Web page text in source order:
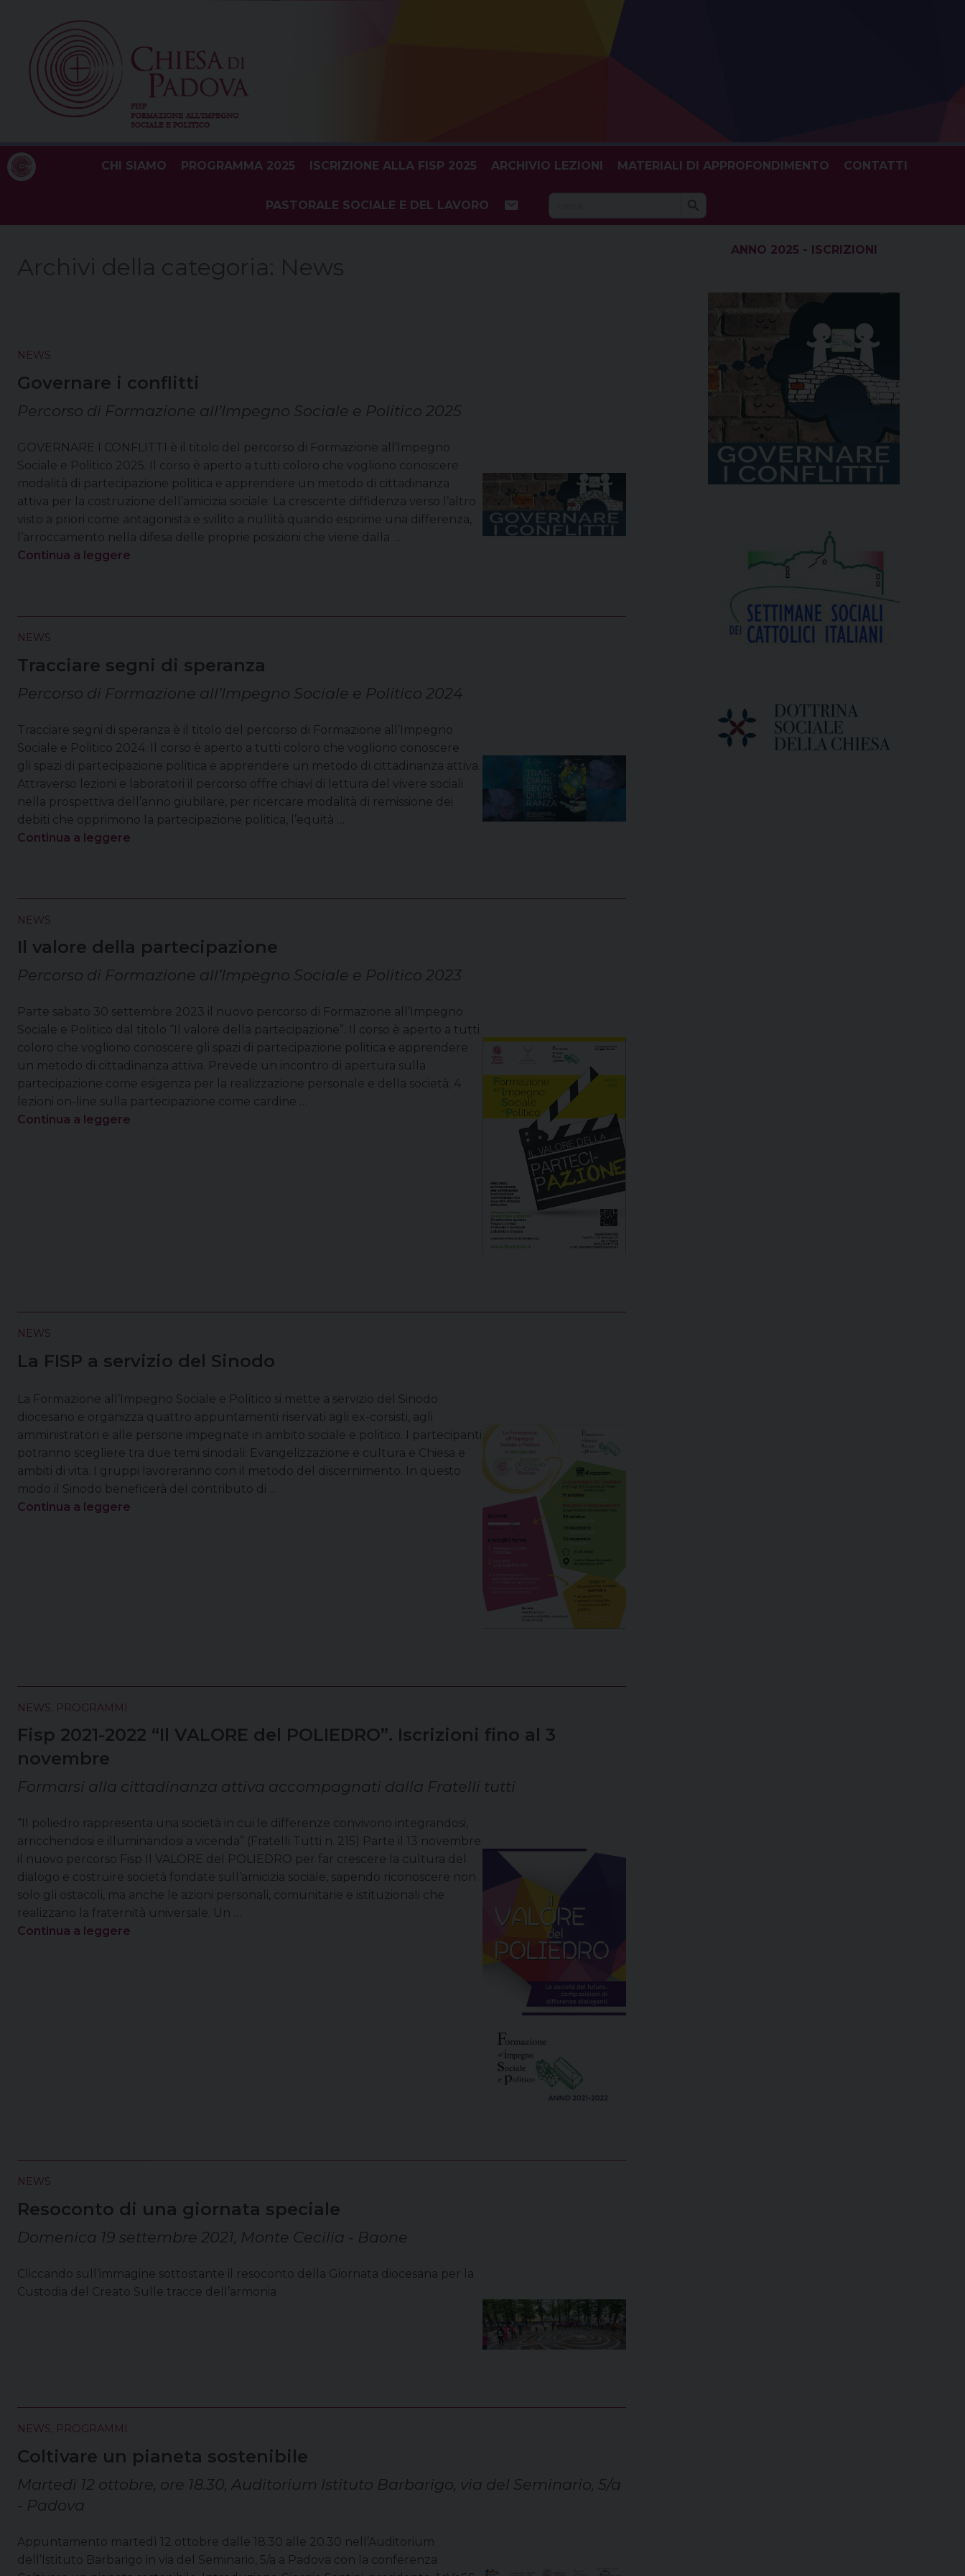
content
CHI SIAMO PROGRAMMA 2025 ISCRIZIONE ALLA FISP 2025 ARCHIVIO LEZIONI MATERIALI DI APPROFONDIMENTO CONTATTI
PASTORALE SOCIALE E DEL LAVORO
Search Search Button
NEWS
Governare i conflitti
Percorso di Formazione all’Impegno Sociale e Politico 2025
GOVERNARE I CONFLITTI è il titolo del percorso di Formazione all’Impegno
Sociale e Politico 2025. Il corso è aperto a tutti coloro che vogliono conoscere
modalità di partecipazione politica e apprendere un metodo di cittadinanza
attiva per la costruzione dell’amicizia sociale. La crescente diffidenza verso l’altro
visto a priori come antagonista e svilito a nullità quando esprime una differenza,
l’arroccamento nella difesa delle proprie posizioni che viene dalla …
Continua a leggere
NEWS
Tracciare segni di speranza
Percorso di Formazione all’Impegno Sociale e Politico 2024
Tracciare segni di speranza è il titolo del percorso di Formazione all’Impegno
Sociale e Politico 2024. Il corso è aperto a tutti coloro che vogliono conoscere
gli spazi di partecipazione politica e apprendere un metodo di cittadinanza attiva.
Attraverso lezioni e laboratori il percorso offre chiavi di lettura del vivere sociali
nella prospettiva dell’anno giubilare, per ricercare modalità di remissione dei
debiti che opprimono la partecipazione politica, l’equità …
Continua a leggere
NEWS
Il valore della partecipazione
Percorso di Formazione all’Impegno Sociale e Politico 2023
Parte sabato 30 settembre 2023 il nuovo percorso di Formazione all’Impegno
Sociale e Politico dal titolo “Il valore della partecipazione”. Il corso è aperto a tutti
coloro che vogliono conoscere gli spazi di partecipazione politica e apprendere
un metodo di cittadinanza attiva. Prevede un incontro di apertura sulla
partecipazione come esigenza per la realizzazione personale e della società; 4
lezioni on-line sulla partecipazione come cardine …
Continua a leggere
NEWS
La FISP a servizio del Sinodo
La Formazione all’Impegno Sociale e Politico si mette a servizio del Sinodo
diocesano e organizza quattro appuntamenti riservati agli ex-corsisti, agli
amministratori e alle persone impegnate in ambito sociale e politico. I partecipanti
potranno scegliere tra due temi sinodali: Evangelizzazione e cultura e Chiesa e
ambiti di vita. I gruppi lavoreranno con il metodo del discernimento. In questo
modo il Sinodo beneficerà del contributo di …
Continua a leggere
NEWS PROGRAMMI
Fisp 2021-2022 “Il VALORE del POLIEDRO”. Iscrizioni fino al 3
novembre
Formarsi alla cittadinanza attiva accompagnati dalla Fratelli tutti
“Il poliedro rappresenta una società in cui le differenze convivono integrandosi,
arricchendosi e illuminandosi a vicenda” (Fratelli Tutti n. 215) Parte il 13 novembre
il nuovo percorso Fisp Il VALORE del POLIEDRO per far crescere la cultura del
dialogo e costruire società fondate sull’amicizia sociale, sapendo riconoscere non
solo gli ostacoli, ma anche le azioni personali, comunitarie e istituzionali che
realizzano la fraternità universale. Un …
Continua a leggere
NEWS
Resoconto di una giornata speciale
Domenica 19 settembre 2021, Monte Cecilia - Baone
Cliccando sull’immagine sottostante il resoconto della Giornata diocesana per la
Custodia del Creato Sulle tracce dell’armonia
NEWS PROGRAMMI
Coltivare un pianeta sostenibile
Martedì 12 ottobre, ore 18.30, Auditorium Istituto Barbarigo, via del Seminario, 5/a
- Padova
Appuntamento martedì 12 ottobre dalle 18.30 alle 20.30 nell’Auditorium
dell’Istituto Barbarigo in via del Seminario, 5/a a Padova con la conferenza
ANNO 2025 - ISCRIZIONI